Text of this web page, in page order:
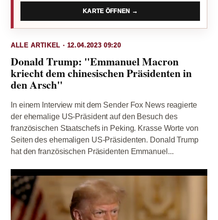
KARTE ÖFFNEN →
ALLE ARTIKEL · 12.04.2023 09:20
Donald Trump: "Emmanuel Macron
kriecht dem chinesischen Präsidenten in
den Arsch"
In einem Interview mit dem Sender Fox News reagierte
der ehemalige US-Präsident auf den Besuch des
französischen Staatschefs in Peking. Krasse Worte von
Seiten des ehemaligen US-Präsidenten. Donald Trump
hat den französischen Präsidenten Emmanuel...